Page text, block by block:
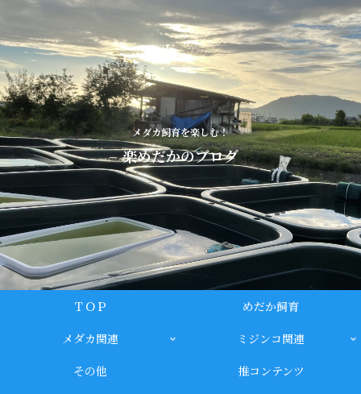
メダカ飼育を楽しむ！
楽めだかのブログ
ＴＯＰ
めだか飼育
メダカ関連
ミジンコ関連
その他
推コンテンツ